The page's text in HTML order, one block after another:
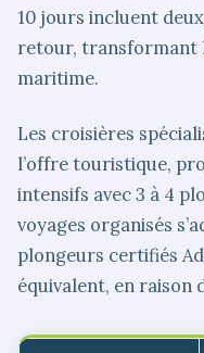
10 jours incluent
retour, transformant
maritime.
Les croisières
l’offre touristique,
intensifs avec 3 à 4
voyages organisés
plongeurs certifiés
équivalent, en raison